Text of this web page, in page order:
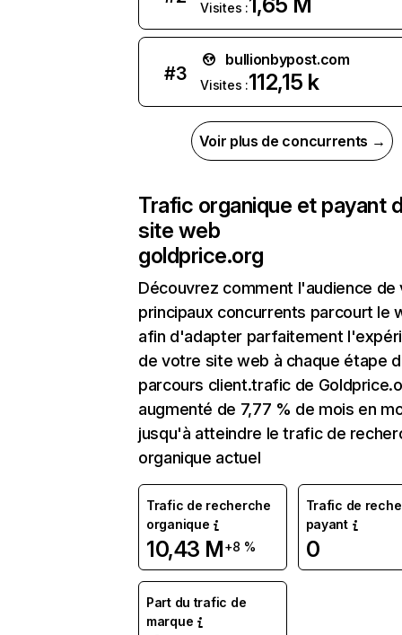
Visites :
#3
bullionbypost.com
Visites :112,15 k
Voir plus de concurrents →
Trafic organique et payant
site web
goldprice.org
Découvrez comment l'audience de
principaux concurrents parcourt le
afin d'adapter parfaitement
de votre site web à chaque étape
parcours client.trafic de
augmenté de 7,77 % de mois en
jusqu'à atteindre le trafic de
organique actuel
Trafic de recherche
organique
10,43 M+8 %
Trafic de
payant
0
Part du trafic de
marque